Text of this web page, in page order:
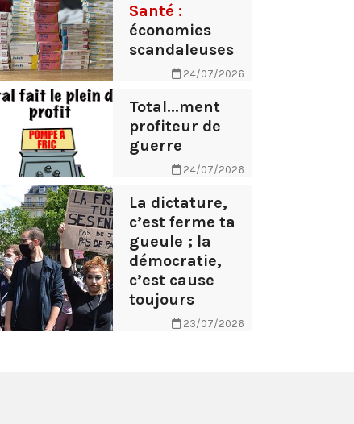
Santé :
économies
scandaleuses
24/07/2026
Total...ment
profiteur de
guerre
24/07/2026
La dictature,
c’est ferme ta
gueule ; la
démocratie,
c’est cause
toujours
23/07/2026